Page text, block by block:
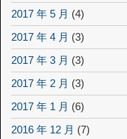
2017 年 5 月 (4)
2017 年 4 月 (3)
2017 年 3 月 (3)
2017 年 2 月 (3)
2017 年 1 月 (6)
2016 年 12 月 (7)